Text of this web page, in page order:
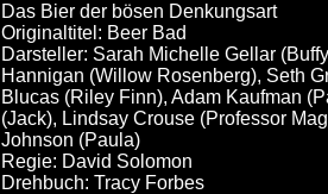
Das Bier der bösen Denkungsart
Originaltitel: Beer Bad
Darsteller: Sarah Michelle Gellar
Hannigan (Willow Rosenberg), Seth
Blucas (Riley Finn), Adam Kaufman
(Jack), Lindsay Crouse (Professor
Johnson (Paula)
Regie: David Solomon
Drehbuch: Tracy Forbes